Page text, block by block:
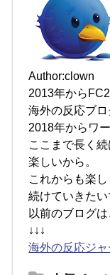
Author:clown
2013年から
海外の反応ブ
2018年からワ
ここまで長く
楽しいから。
これからも楽し
続けていきたい
以前のブログ
↓↓↓
海外の反応ジャ